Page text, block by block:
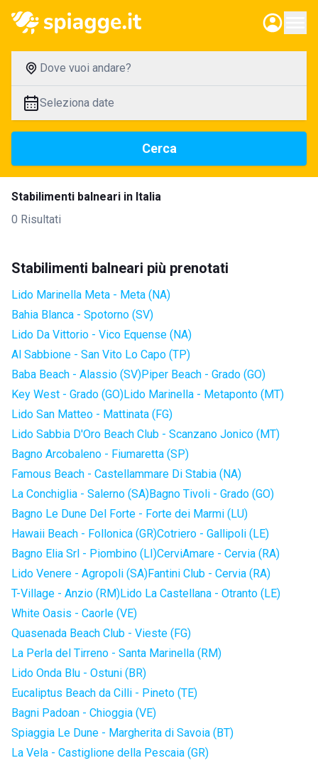
Dove vuoi andare?
Seleziona date
Cerca
Stabilimenti balneari in Italia
0 Risultati
Stabilimenti balneari più prenotati
Lido Marinella Meta - Meta (NA)
Bahia Blanca - Spotorno (SV)
Lido Da Vittorio - Vico Equense (NA)
Al Sabbione - San Vito Lo Capo (TP)
Baba Beach - Alassio (SV)Piper Beach - Grado (GO)
Key West - Grado (GO)Lido Marinella - Metaponto (MT)
Lido San Matteo - Mattinata (FG)
Lido Sabbia D'Oro Beach Club - Scanzano Jonico (MT)
Bagno Arcobaleno - Fiumaretta (SP)
Famous Beach - Castellammare Di Stabia (NA)
La Conchiglia - Salerno (SA)Bagno Tivoli - Grado (GO)
Bagno Le Dune Del Forte - Forte dei Marmi (LU)
Hawaii Beach - Follonica (GR)Cotriero - Gallipoli (LE)
Bagno Elia Srl - Piombino (LI)CerviAmare - Cervia (RA)
Lido Venere - Agropoli (SA)Fantini Club - Cervia (RA)
T-Village - Anzio (RM)Lido La Castellana - Otranto (LE)
White Oasis - Caorle (VE)
Quasenada Beach Club - Vieste (FG)
La Perla del Tirreno - Santa Marinella (RM)
Lido Onda Blu - Ostuni (BR)
Eucaliptus Beach da Cilli - Pineto (TE)
Bagni Padoan - Chioggia (VE)
Spiaggia Le Dune - Margherita di Savoia (BT)
La Vela - Castiglione della Pescaia (GR)